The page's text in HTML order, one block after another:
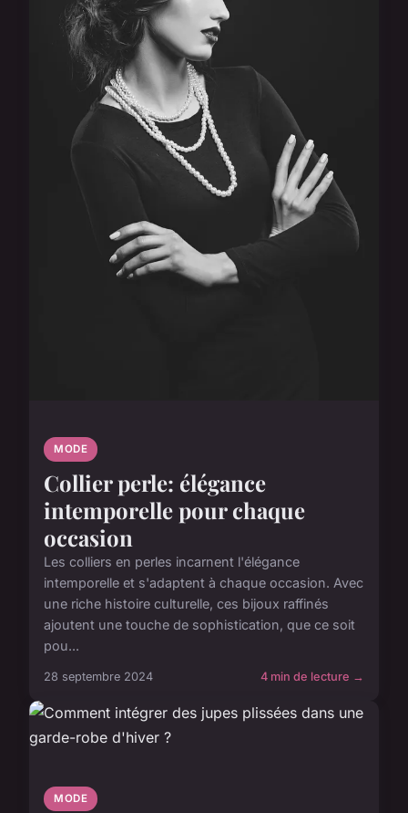
MODE
Collier perle: élégance
intemporelle pour chaque
occasion
Les colliers en perles incarnent l'élégance
intemporelle et s'adaptent à chaque occasion. Avec
une riche histoire culturelle, ces bijoux raffinés
ajoutent une touche de sophistication, que ce soit
pou...
28 septembre 2024 4 min de lecture →
MODE